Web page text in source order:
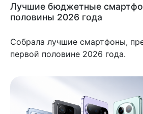
Лучшие бюджетные
половины 2026 года
Собрала лучшие смартфоны,
первой половине 2026 года.